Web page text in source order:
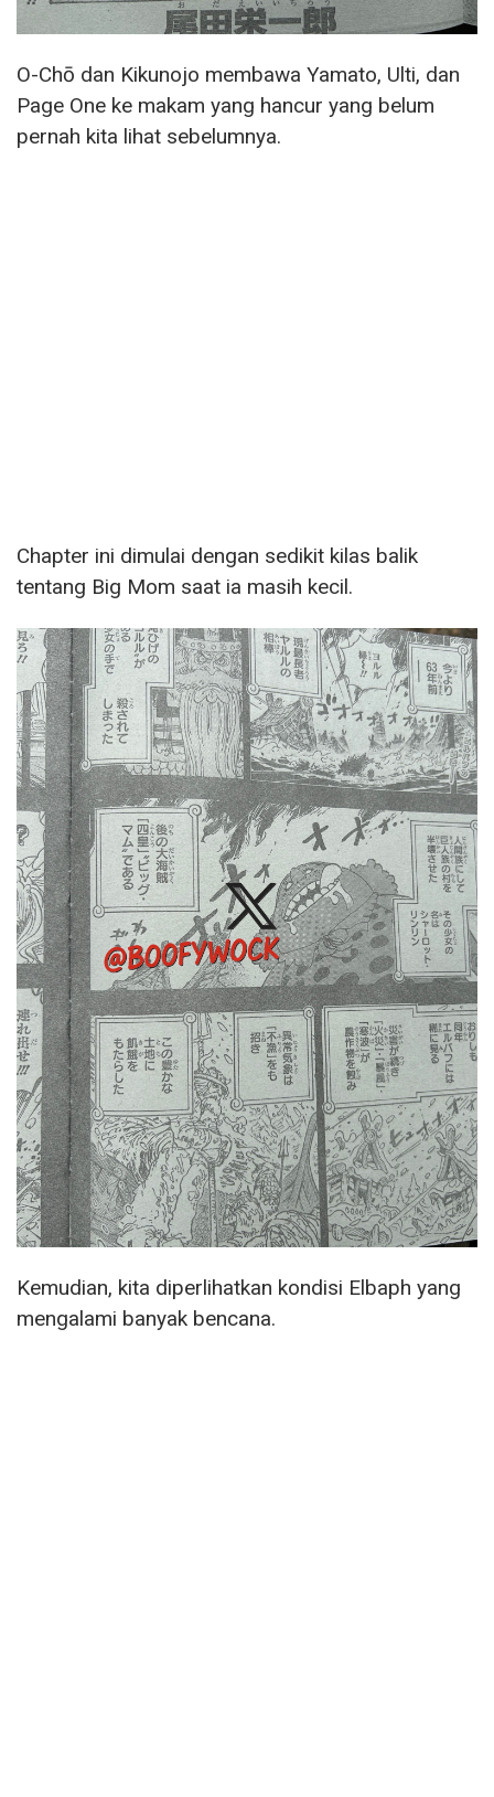
O-Chō dan Kikunojo membawa Yamato, Ulti, dan
Page One ke makam yang hancur yang belum
pernah kita lihat sebelumnya.
Chapter ini dimulai dengan sedikit kilas balik
tentang Big Mom saat ia masih kecil.
Kemudian, kita diperlihatkan kondisi Elbaph yang
mengalami banyak bencana.